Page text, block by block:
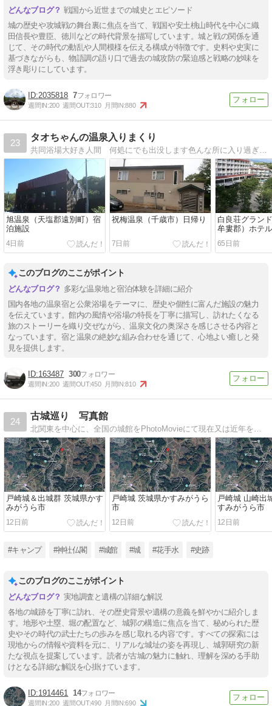
戦国から近世までの城史とエピソード
城の歴史や攻城戦の舞台裏に焦点を当て、戦国や安土桃山時代を中心に織
田信長や豊臣、徳川などの時代背景を描写しています。城と戦の関係を通
じて、その時代の動乱や人間模様を伝える構成が特徴です。史料や史実に
基づきながらも、物語調の語り口で過去の城攻防の緊迫感と戦略の妙味を
浮き彫りにしています。
2035818 7
週間IN:200 週間OUT:310 月間IN:880
23
タオちゃんの温泉入りまくり
共同浴場大好き人間 何処にでも出没します色んな所に入り過ぎて、どこがどこやら分からなくなってしまいそうです
旭温泉（天塩郡遠別町）宿
泊施設
4日前
祝梅温泉（千歳市）日帰り
7日前
白良荘グラン
牟婁郡）ホテ
呂と食事
65日前
このブログのここがポイント
多彩な温泉地と宿泊体験を詳細に紹介
国内各地の温泉宿と公衆浴場をテーマに、歴史や個性に富んだ施設の魅力
を伝えています。館内の風情や浴場の特長を丁寧に描写し、訪れたくなる
旅のストーリーを織り交ぜながら、温泉文化の奥深さを感じさせる内容と
なっています。宿と温泉の絶妙な組み合わせを通じて、心地よい癒しと発
見を提供します。
163487 300
週間IN:200 週間OUT:450 月間IN:810
24
古城巡り 写真館
北関東を中心に、全国の城館をPhotoMovieにて現在又は近年を紹介して行きます。
戸崎城＆出城群 茨城県かす
みがうら市
12日前
戸崎城 茨城県かすみがうら
市
12日前
戸崎城 山崎出
すみがうら市
12日前
#キャンプ #神社仏閣 #城館 #城 #花手水 #史跡
このブログのここがポイント
実地調査と遺構の詳細な解説
各地の城跡を丁寧に訪れ、その歴史背景や遺構の意義を鮮やかに紹介しま
す。地形や土塁、堀の配置など、城郭の構造に焦点を当て、秘められた歴
史やその時代の武士たちの歩みを感じ取れる内容です。すべての探索には
現地からの情報や資料を元に、リアルな城址の姿を再現し、城郭研究の新
たな視点を提案しています。読者が古城の魅力に触れ、理解を深める手助
けとなる詳細な解説を心掛けています。
1914461 14
週間IN:200 週間OUT:490 月間IN:690